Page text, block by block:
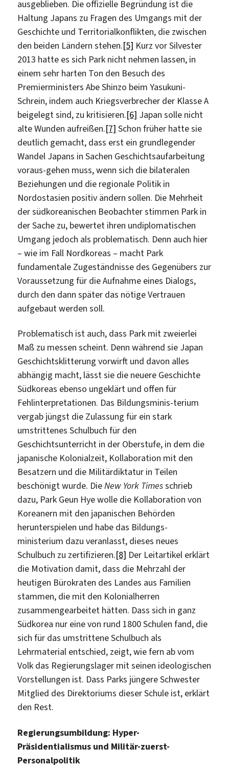
ausgeblieben. Die offizielle Begründung ist die
Haltung Japans zu Fragen des Umgangs mit der
Geschichte und Territorialkonflikten, die zwischen
den beiden Ländern stehen.[5] Kurz vor Silvester
2013 hatte es sich Park nicht nehmen lassen, in
einem sehr harten Ton den Besuch des
Premierministers Abe Shinzo beim Yasukuni-
Schrein, indem auch Kriegsverbrecher der Klasse A
beigelegt sind, zu kritisieren.[6] Japan solle nicht
alte Wunden aufreißen.[7] Schon früher hatte sie
deutlich gemacht, dass erst ein grundlegender
Wandel Japans in Sachen Geschichtsaufarbeitung
voraus-gehen muss, wenn sich die bilateralen
Beziehungen und die regionale Politik in
Nordostasien positiv ändern sollen. Die Mehrheit
der südkoreanischen Beobachter stimmen Park in
der Sache zu, bewertet ihren undiplomatischen
Umgang jedoch als problematisch. Denn auch hier
– wie im Fall Nordkoreas – macht Park
fundamentale Zugeständnisse des Gegenübers zur
Voraussetzung für die Aufnahme eines Dialogs,
durch den dann später das nötige Vertrauen
aufgebaut werden soll.
Problematisch ist auch, dass Park mit zweierlei
Maß zu messen scheint. Denn während sie Japan
Geschichtsklitterung vorwirft und davon alles
abhängig macht, lässt sie die neuere Geschichte
Südkoreas ebenso ungeklärt und offen für
Fehlinterpretationen. Das Bildungsminis-terium
vergab jüngst die Zulassung für ein stark
umstrittenes Schulbuch für den
Geschichtsunterricht in der Oberstufe, in dem die
japanische Kolonialzeit, Kollaboration mit den
Besatzern und die Militärdiktatur in Teilen
beschönigt wurde. DieNew York Timesschrieb
dazu, Park Geun Hye wolle die Kollaboration von
Koreanern mit den japanischen Behörden
herunterspielen und habe das Bildungs-
ministerium dazu veranlasst, dieses neues
Schulbuch zu zertifizieren.[8] Der Leitartikel erklärt
die Motivation damit, dass die Mehrzahl der
heutigen Bürokraten des Landes aus Familien
stammen, die mit den Kolonialherren
zusammengearbeitet hätten. Dass sich in ganz
Südkorea nur eine von rund 1800 Schulen fand, die
sich für das umstrittene Schulbuch als
Lehrmaterial entschied, zeigt, wie fern ab vom
Volk das Regierungslager mit seinen ideologischen
Vorstellungen ist. Dass Parks jüngere Schwester
Mitglied des Direktoriums dieser Schule ist, erklärt
den Rest.
Regierungsumbildung: Hyper-
Präsidentialismus und Militär-zuerst-
Personalpolitik